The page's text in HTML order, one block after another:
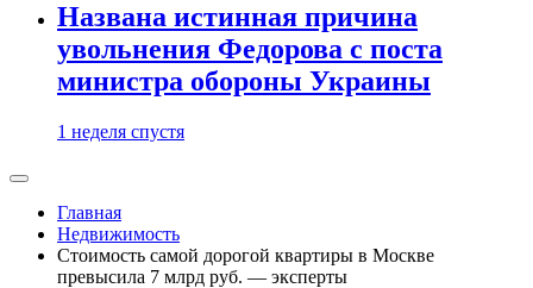
Названа истинная причина
увольнения Федорова с поста
министра обороны Украины
1 неделя спустя
Главная
Недвижимость
Стоимость самой дорогой квартиры в Москве
превысила 7 млрд руб. — эксперты